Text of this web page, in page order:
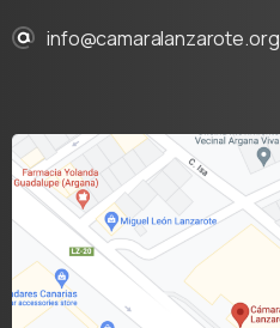
info@camaralanzarote.org